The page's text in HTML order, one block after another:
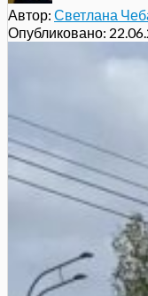
Автор: Светлана
Опубликовано: